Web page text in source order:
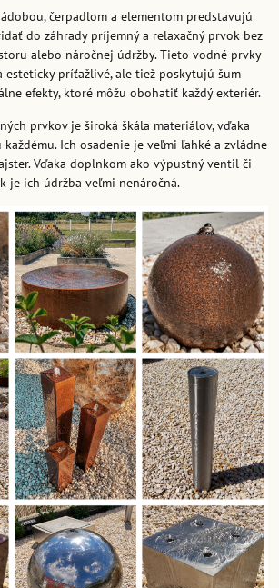
čerpadlom a elementom predstavujú
do záhrady príjemný a relaxačný prvok bez
alebo náročnej údržby. Tieto vodné prvky
esteticky príťažlivé, ale tiež poskytujú šum
efekty, ktoré môžu obohatiť každý exteriér.
prvkov je široká škála materiálov, vďaka
Ich osadenie je veľmi ľahké a zvládne
Vďaka doplnkom ako výpustný ventil či
je ich údržba veľmi nenáročná.